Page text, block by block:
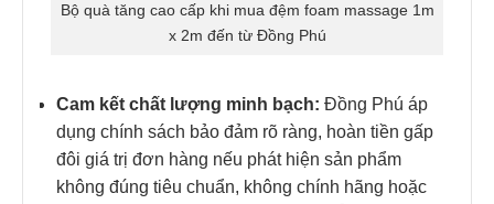
Bộ quà tăng cao cấp khi mua đệm foam massage 1m
x 2m đến từ Đồng Phú
Cam kết chất lượng minh bạch: Đồng Phú áp
dụng chính sách bảo đảm rõ ràng, hoàn tiền gấp
đôi giá trị đơn hàng nếu phát hiện sản phẩm
không đúng tiêu chuẩn, không chính hãng hoặc